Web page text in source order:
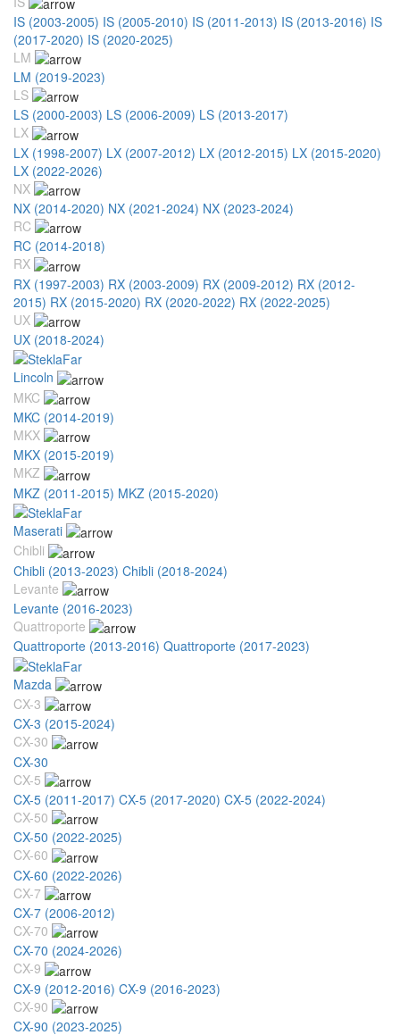
IS (2003-2005) IS (2005-2010) IS (2011-2013) IS (2013-2016) IS
(2017-2020) IS (2020-2025)
LM
LM (2019-2023)
LS
LS (2000-2003) LS (2006-2009) LS (2013-2017)
LX
LX (1998-2007) LX (2007-2012) LX (2012-2015) LX (2015-2020)
LX (2022-2026)
NX
NX (2014-2020) NX (2021-2024) NX (2023-2024)
RC
RC (2014-2018)
RX
RX (1997-2003) RX (2003-2009) RX (2009-2012) RX (2012-
2015) RX (2015-2020) RX (2020-2022) RX (2022-2025)
UX
UX (2018-2024)
Lincoln
MKC
MKC (2014-2019)
MKX
MKX (2015-2019)
MKZ
MKZ (2011-2015) MKZ (2015-2020)
Maserati
Chibli
Chibli (2013-2023) Chibli (2018-2024)
Levante
Levante (2016-2023)
Quattroporte
Quattroporte (2013-2016) Quattroporte (2017-2023)
Mazda
CX-3
CX-3 (2015-2024)
CX-30
CX-30
CX-5
CX-5 (2011-2017) CX-5 (2017-2020) CX-5 (2022-2024)
CX-50
CX-50 (2022-2025)
CX-60
CX-60 (2022-2026)
CX-7
CX-7 (2006-2012)
CX-70
CX-70 (2024-2026)
CX-9
CX-9 (2012-2016) CX-9 (2016-2023)
CX-90
CX-90 (2023-2025)